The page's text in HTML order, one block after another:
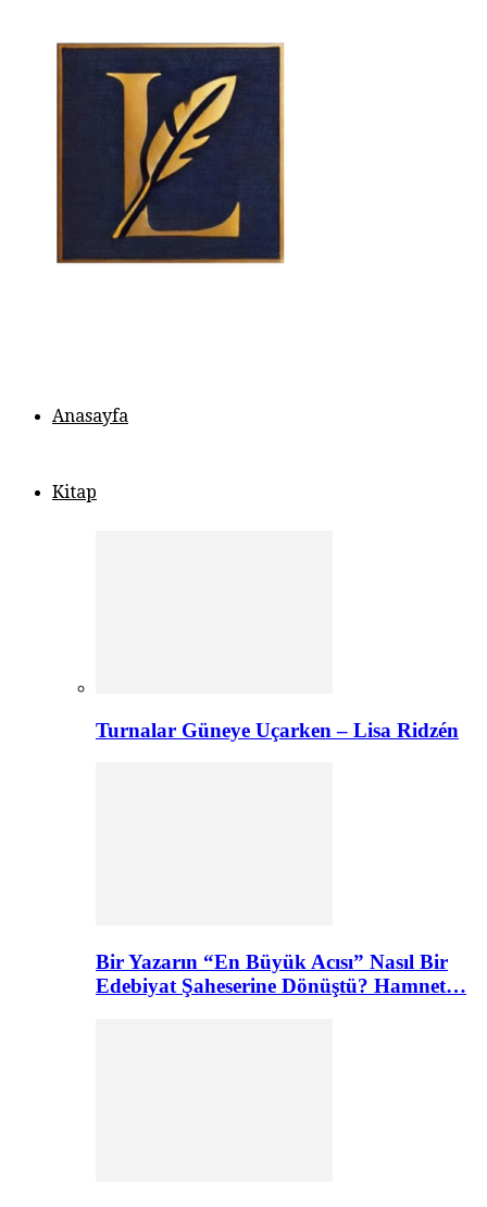
Anasayfa
Kitap
Turnalar Güneye Uçarken – Lisa Ridzén
Bir Yazarın “En Büyük Acısı” Nasıl Bir
Edebiyat Şaheserine Dönüştü? Hamnet…